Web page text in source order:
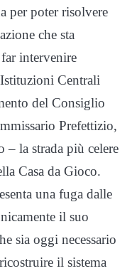
per poter risolvere
che sta
intervenire
Centrali
del Consiglio
Prefettizio,
– la strada più celere
Casa da Gioco.
una fuga dalle
il suo
sia oggi necessario
il sistema